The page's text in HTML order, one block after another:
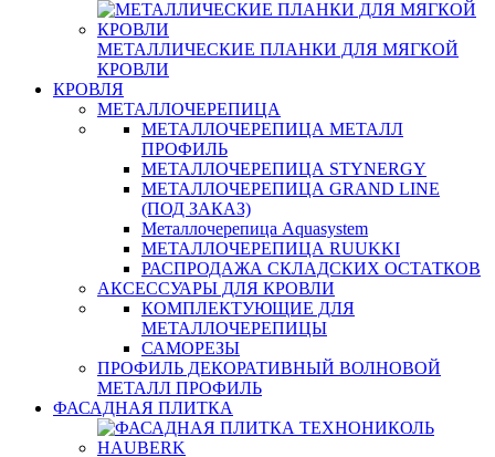
МЕТАЛЛИЧЕСКИЕ ПЛАНКИ ДЛЯ МЯГКОЙ
КРОВЛИ
КРОВЛЯ
МЕТАЛЛОЧЕРЕПИЦА
МЕТАЛЛОЧЕРЕПИЦА МЕТАЛЛ
ПРОФИЛЬ
МЕТАЛЛОЧЕРЕПИЦА STYNERGY
МЕТАЛЛОЧЕРЕПИЦА GRAND LINE
(ПОД ЗАКАЗ)
Металлочерепица Aquasystem
МЕТАЛЛОЧЕРЕПИЦА RUUKKI
РАСПРОДАЖА СКЛАДСКИХ ОСТАТКОВ
АКСЕССУАРЫ ДЛЯ КРОВЛИ
КОМПЛЕКТУЮЩИЕ ДЛЯ
МЕТАЛЛОЧЕРЕПИЦЫ
САМОРЕЗЫ
ПРОФИЛЬ ДЕКОРАТИВНЫЙ ВОЛНОВОЙ
МЕТАЛЛ ПРОФИЛЬ
ФАСАДНАЯ ПЛИТКА